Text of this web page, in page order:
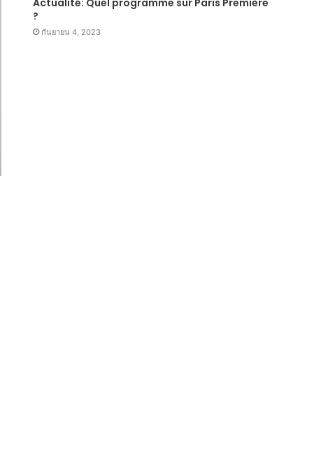
Actualité: Quel programme sur Paris Première
?
กันยายน 4, 2023